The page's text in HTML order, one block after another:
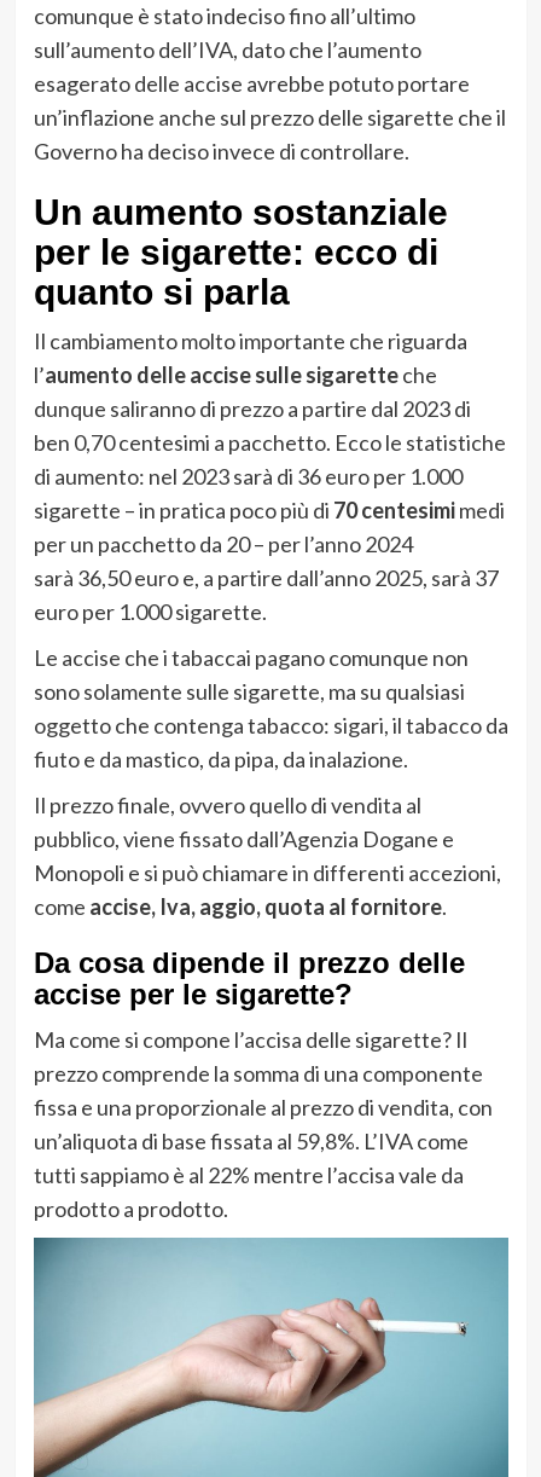
comunque è stato indeciso fino all’ultimo
sull’aumento dell’IVA, dato che l’aumento
esagerato delle accise avrebbe potuto portare
un’inflazione anche sul prezzo delle sigarette che il
Governo ha deciso invece di controllare.
Un aumento sostanziale
per le sigarette: ecco di
quanto si parla
Il cambiamento molto importante che riguarda
l’aumento delle accise sulle sigaretteche
dunque saliranno di prezzo a partire dal 2023 di
ben 0,70 centesimi a pacchetto. Ecco le statistiche
di aumento: nel 2023 sarà di 36 euro per 1.000
sigarette – in pratica poco più di 70 centesimimedi
per un pacchetto da 20 – per l’anno 2024
sarà 36,50 euro e, a partire dall’anno 2025, sarà 37
euro per 1.000 sigarette.
Le accise che i tabaccai pagano comunque non
sono solamente sulle sigarette, ma su qualsiasi
oggetto che contenga tabacco: sigari, il tabacco da
fiuto e da mastico, da pipa, da inalazione.
Il prezzo finale, ovvero quello di vendita al
pubblico, viene fissato dall’Agenzia Dogane e
Monopoli e si può chiamare in differenti accezioni,
come accise, Iva, aggio, quota al fornitore.
Da cosa dipende il prezzo delle
accise per le sigarette?
Ma come si compone l’accisa delle sigarette? Il
prezzo comprende la somma di una componente
fissa e una proporzionale al prezzo di vendita, con
un’aliquota di base fissata al 59,8%. L’IVA come
tutti sappiamo è al 22% mentre l’accisa vale da
prodotto a prodotto.